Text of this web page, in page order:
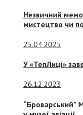
Незвичний
мистецтво чи
25.04.2025
У «ТепЛиці»
26.12.2023
“Броварський”